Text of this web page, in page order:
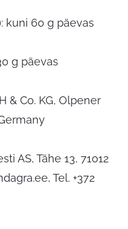
kuni 60 g päevas
g päevas
& Co. KG, Olpener
AS, Tähe 13, 71012
, Tel. +372